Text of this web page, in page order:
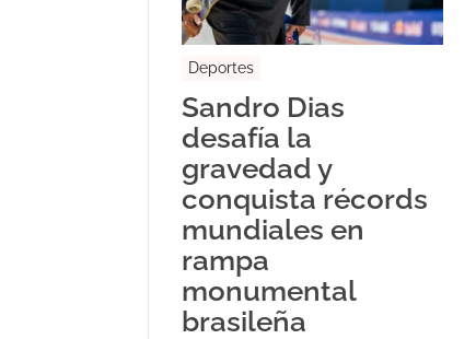
Deportes
Sandro Dias
desafía la
gravedad y
conquista récords
mundiales en
rampa
monumental
brasileña